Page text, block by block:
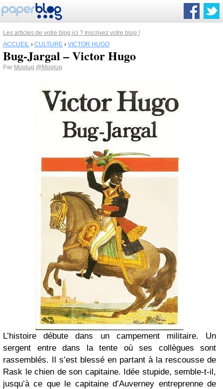
Les articles de votre blog ici ? Inscrivez votre blog !
ACCUEIL › CULTURE › VICTOR HUGO
Bug-Jargal – Victor Hugo
Par Moglug @Moglug
L’histoire débute dans un campement militaire. Un
sergent entre dans la tente où ses collègues sont
rassemblés. Il s’est blessé en partant à la rescousse de
Rask le chien de son capitaine. Idée stupide, semble-t-il,
jusqu’à ce que le capitaine d’Auverney entreprenne de